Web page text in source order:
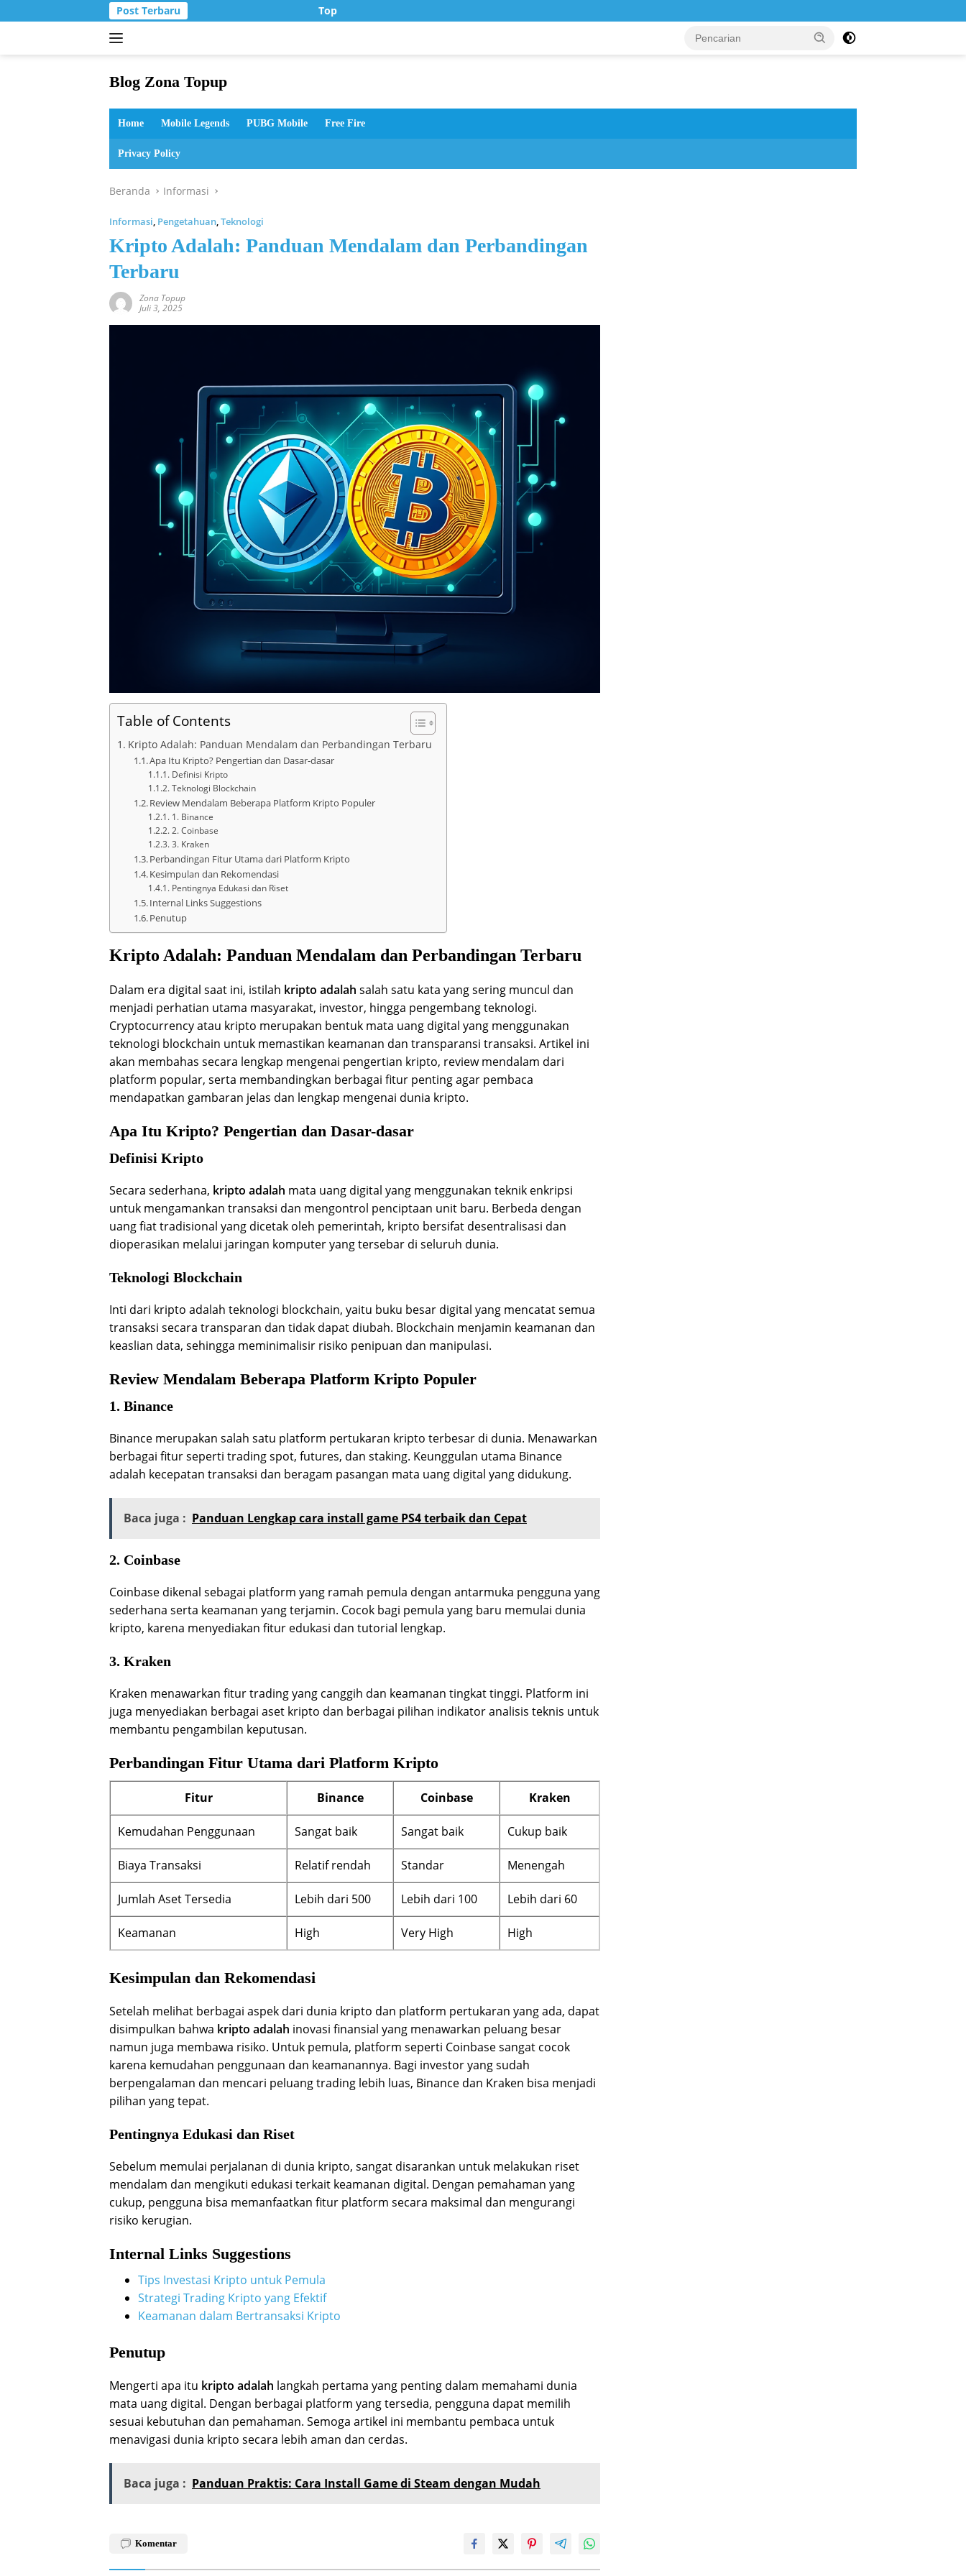
ke
Post Terbaru Top Up Murah di Zona Topup
Blog Zona Topup
dan
bermain
Home Mobile Legends PUBG Mobile Free Fire
Privacy Policy
Beranda Informasi
Informasi, Pengetahuan,Teknologi
Kripto Adalah: Panduan Mendalam dan Perbandingan
Terbaru
Zona Topup
Juli 3, 2025
Table of Contents
Kripto Adalah: Panduan Mendalam dan Perbandingan Terbaru
Apa Itu Kripto? Pengertian dan Dasar-dasar
Definisi Kripto
Teknologi Blockchain
Review Mendalam Beberapa Platform Kripto Populer
1. Binance
2. Coinbase
3. Kraken
Perbandingan Fitur Utama dari Platform Kripto
Kesimpulan dan Rekomendasi
Pentingnya Edukasi dan Riset
Internal Links Suggestions
Penutup
Kripto Adalah: Panduan Mendalam dan Perbandingan Terbaru
Dalam era digital saat ini, istilah kripto adalah salah satu kata yang sering muncul dan
menjadi perhatian utama masyarakat, investor, hingga pengembang teknologi.
Cryptocurrency atau kripto merupakan bentuk mata uang digital yang menggunakan
teknologi blockchain untuk memastikan keamanan dan transparansi transaksi. Artikel ini
akan membahas secara lengkap mengenai pengertian kripto, review mendalam dari
platform popular, serta membandingkan berbagai fitur penting agar pembaca
mendapatkan gambaran jelas dan lengkap mengenai dunia kripto.
Apa Itu Kripto? Pengertian dan Dasar-dasar
Definisi Kripto
Secara sederhana, kripto adalah mata uang digital yang menggunakan teknik enkripsi
untuk mengamankan transaksi dan mengontrol penciptaan unit baru. Berbeda dengan
uang fiat tradisional yang dicetak oleh pemerintah, kripto bersifat desentralisasi dan
dioperasikan melalui jaringan komputer yang tersebar di seluruh dunia.
Teknologi Blockchain
Inti dari kripto adalah teknologi blockchain, yaitu buku besar digital yang mencatat semua
transaksi secara transparan dan tidak dapat diubah. Blockchain menjamin keamanan dan
keaslian data, sehingga meminimalisir risiko penipuan dan manipulasi.
Review Mendalam Beberapa Platform Kripto Populer
1. Binance
Binance merupakan salah satu platform pertukaran kripto terbesar di dunia. Menawarkan
berbagai fitur seperti trading spot, futures, dan staking. Keunggulan utama Binance
adalah kecepatan transaksi dan beragam pasangan mata uang digital yang didukung.
Baca juga : Panduan Lengkap cara install game PS4 terbaik dan Cepat
2. Coinbase
Coinbase dikenal sebagai platform yang ramah pemula dengan antarmuka pengguna yang
sederhana serta keamanan yang terjamin. Cocok bagi pemula yang baru memulai dunia
kripto, karena menyediakan fitur edukasi dan tutorial lengkap.
3. Kraken
Kraken menawarkan fitur trading yang canggih dan keamanan tingkat tinggi. Platform ini
juga menyediakan berbagai aset kripto dan berbagai pilihan indikator analisis teknis untuk
membantu pengambilan keputusan.
Perbandingan Fitur Utama dari Platform Kripto
Fitur Binance Coinbase Kraken
Kemudahan Penggunaan Sangat baik Sangat baik Cukup baik
Biaya Transaksi Relatif rendah Standar Menengah
Jumlah Aset Tersedia Lebih dari 500 Lebih dari 100 Lebih dari 60
Keamanan High Very High High
Kesimpulan dan Rekomendasi
Setelah melihat berbagai aspek dari dunia kripto dan platform pertukaran yang ada, dapat
disimpulkan bahwa kripto adalah inovasi finansial yang menawarkan peluang besar
namun juga membawa risiko. Untuk pemula, platform seperti Coinbase sangat cocok
karena kemudahan penggunaan dan keamanannya. Bagi investor yang sudah
berpengalaman dan mencari peluang trading lebih luas, Binance dan Kraken bisa menjadi
pilihan yang tepat.
Pentingnya Edukasi dan Riset
Sebelum memulai perjalanan di dunia kripto, sangat disarankan untuk melakukan riset
mendalam dan mengikuti edukasi terkait keamanan digital. Dengan pemahaman yang
cukup, pengguna bisa memanfaatkan fitur platform secara maksimal dan mengurangi
risiko kerugian.
Internal Links Suggestions
Tips Investasi Kripto untuk Pemula
Strategi Trading Kripto yang Efektif
Keamanan dalam Bertransaksi Kripto
Penutup
Mengerti apa itu kripto adalah langkah pertama yang penting dalam memahami dunia
mata uang digital. Dengan berbagai platform yang tersedia, pengguna dapat memilih
sesuai kebutuhan dan pemahaman. Semoga artikel ini membantu pembaca untuk
menavigasi dunia kripto secara lebih aman dan cerdas.
Baca juga : Panduan Praktis: Cara Install Game di Steam dengan Mudah
Komentar